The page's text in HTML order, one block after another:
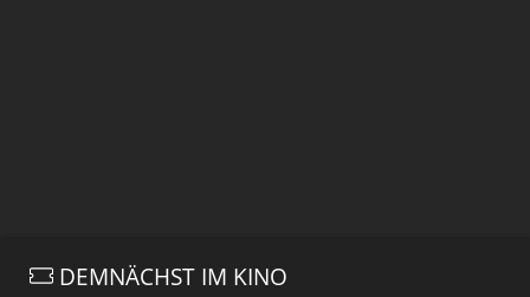
DEMNÄCHST IM KINO